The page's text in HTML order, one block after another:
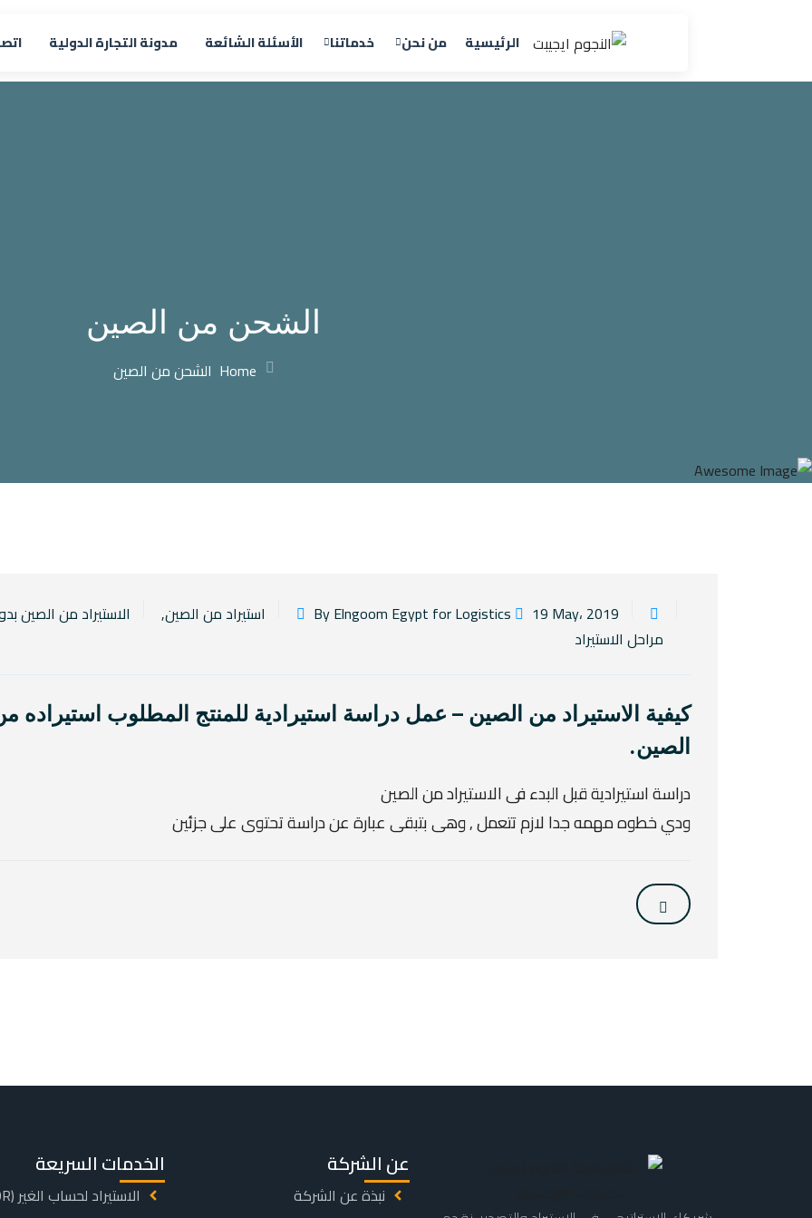
الرئيسية من نحن خدماتنا الأسئلة الشائعة مدونة التجارة الدولية
الشحن من الصين
Home الشحن من الصين
19 May، 2019 استيراد من الصين, الاستيراد من الصين
مراحل الاستيراد
كيفية الاستيراد من الصين – عمل دراسة استيرادية للمنتج المطلوب استيراده
الصين.
دراسة استيرادية قبل البدء فى الاستيراد من الصين
ودي خطوه مهمه جدا لازم تتعمل , وهى بتبقى عبارة عن دراسة تحتوى على جزئين
عن الشركة
نبذة عن الشركة
الخدمات السريعة
الاستيراد لحساب الغير (IOR)